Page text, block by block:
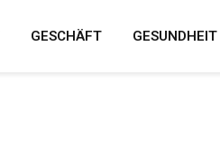
GESCHÄFT GESUNDHEIT